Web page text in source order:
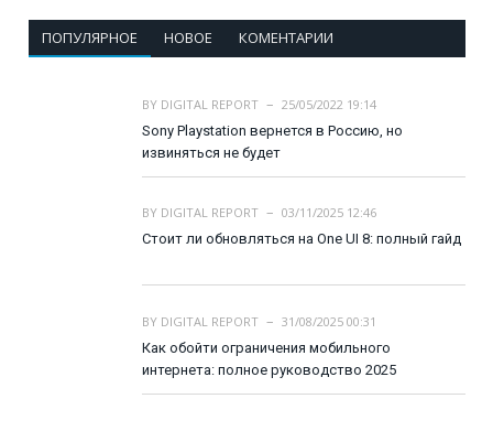
ПОПУЛЯРНОЕ НОВОЕ КОМЕНТАРИИ
BY DIGITAL REPORT
25/05/2022 19:14
Sony Playstation вернется в Россию, но
извиняться не будет
BY DIGITAL REPORT
03/11/2025 12:46
Стоит ли обновляться на One UI 8: полный гайд
BY DIGITAL REPORT
31/08/2025 00:31
Как обойти ограничения мобильного
интернета: полное руководство 2025